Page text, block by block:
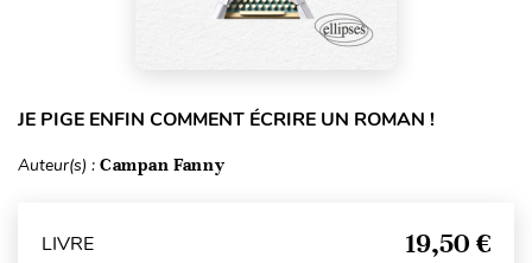
JE PIGE ENFIN COMMENT ÉCRIRE UN ROMAN !
Auteur(s) : Campan Fanny
LIVRE 19,50 €